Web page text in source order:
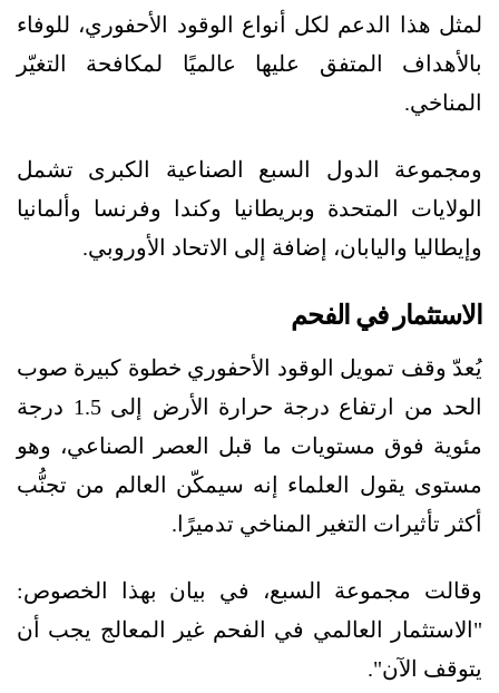
لمثل هذا الدعم لكل أنواع الوقود الأحفوري، للوفاء
بالأهداف المتفق عليها عالميًا لمكافحة التغيّر
المناخي.
ومجموعة الدول السبع الصناعية الكبرى تشمل
الولايات المتحدة وبريطانيا وكندا وفرنسا وألمانيا
وإيطاليا واليابان، إضافة إلى الاتحاد الأوروبي.
الاستثمار في الفحم
يُعدّ وقف تمويل الوقود الأحفوري خطوة كبيرة صوب
الحد من ارتفاع درجة حرارة الأرض إلى 1.5 درجة
مئوية فوق مستويات ما قبل العصر الصناعي، وهو
مستوى يقول العلماء إنه سيمكّن العالم من تجنُّب
أكثر تأثيرات التغير المناخي تدميرًا.
وقالت مجموعة السبع، في بيان بهذا الخصوص:
"الاستثمار العالمي في الفحم غير المعالج يجب أن
يتوقف الآن".